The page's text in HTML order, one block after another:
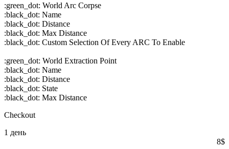
:green_dot: World Arc Corpse
:black_dot: Name
:black_dot: Distance
:black_dot: Max Distance
:black_dot: Custom Selection Of Every ARC To Enable
:green_dot: World Extraction Point
:black_dot: Name
:black_dot: Distance
:black_dot: State
:black_dot: Max Distance
Checkout
1 день
8$